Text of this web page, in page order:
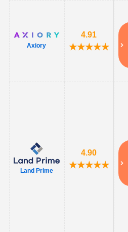
Axiory
4.91
★★★★★
Land Prime
4.90
★★★★★